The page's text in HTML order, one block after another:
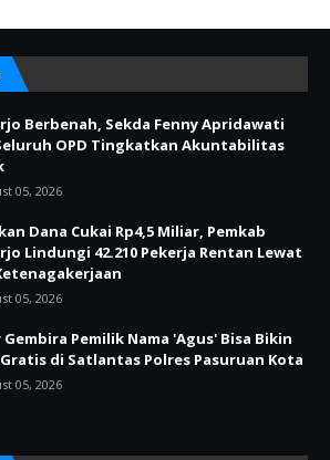
Berbenah, Sekda Fenny Apridawati
OPD Tingkatkan Akuntabilitas
05, 2026
Dana Cukai Rp4,5 Miliar, Pemkab
Lindungi 42.210 Pekerja Rentan Lewat
05, 2026
Gembira Pemilik Nama 'Agus' Bisa Bikin
Gratis di Satlantas Polres Pasuruan Kota
05, 2026